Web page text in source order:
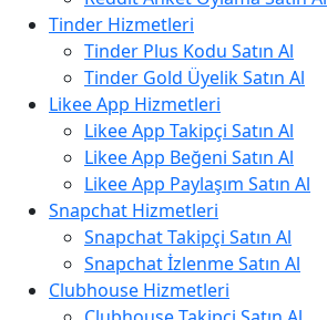
Tinder Hizmetleri
Tinder Plus Kodu Satın Al
Tinder Gold Üyelik Satın Al
Likee App Hizmetleri
Likee App Takipçi Satın Al
Likee App Beğeni Satın Al
Likee App Paylaşım Satın Al
Snapchat Hizmetleri
Snapchat Takipçi Satın Al
Snapchat İzlenme Satın Al
Clubhouse Hizmetleri